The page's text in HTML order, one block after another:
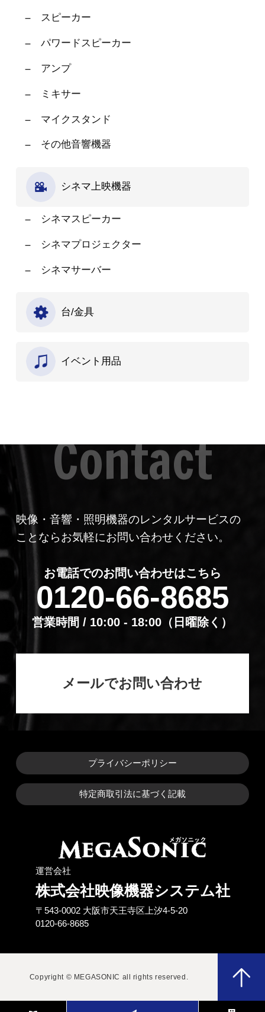
スピーカー
パワードスピーカー
アンプ
ミキサー
マイクスタンド
その他音響機器
シネマ上映機器
シネマスピーカー
シネマプロジェクター
シネマサーバー
台/金具
イベント用品
映像・音響・照明機器のレンタルサービスの
ことならお気軽にお問い合わせください。
お電話でのお問い合わせはこちら
0120-66-8685
営業時間 / 10:00 - 18:00（⽇曜除く）
メールでお問い合わせ
プライバシーポリシー
特定商取引法に基づく記載
運営会社
株式会社映像機器システム社
〒543-0002 ⼤阪市天王寺区上汐4-5-20
0120-66-8685
Copyright © MEGASONIC all rights reserved.